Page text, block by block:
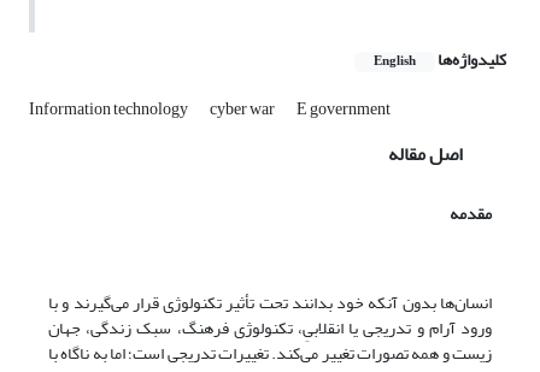
کلیدواژه‌ها English
Information technology cyber war E government
اصل مقاله
مقدمه
انسان‌ها بدون آنکه خود بدانند تحت تأثیر تکنولوژی قرار می‌گیرند و با
ورود آرام و تدریجی یا انقلابیِ، تکنولوژی فرهنگ، سبک زندگی، جهان
زیست و همه تصورات تغییر می‌کند. تغییرات تدریجی است؛ اما به ناگاه با